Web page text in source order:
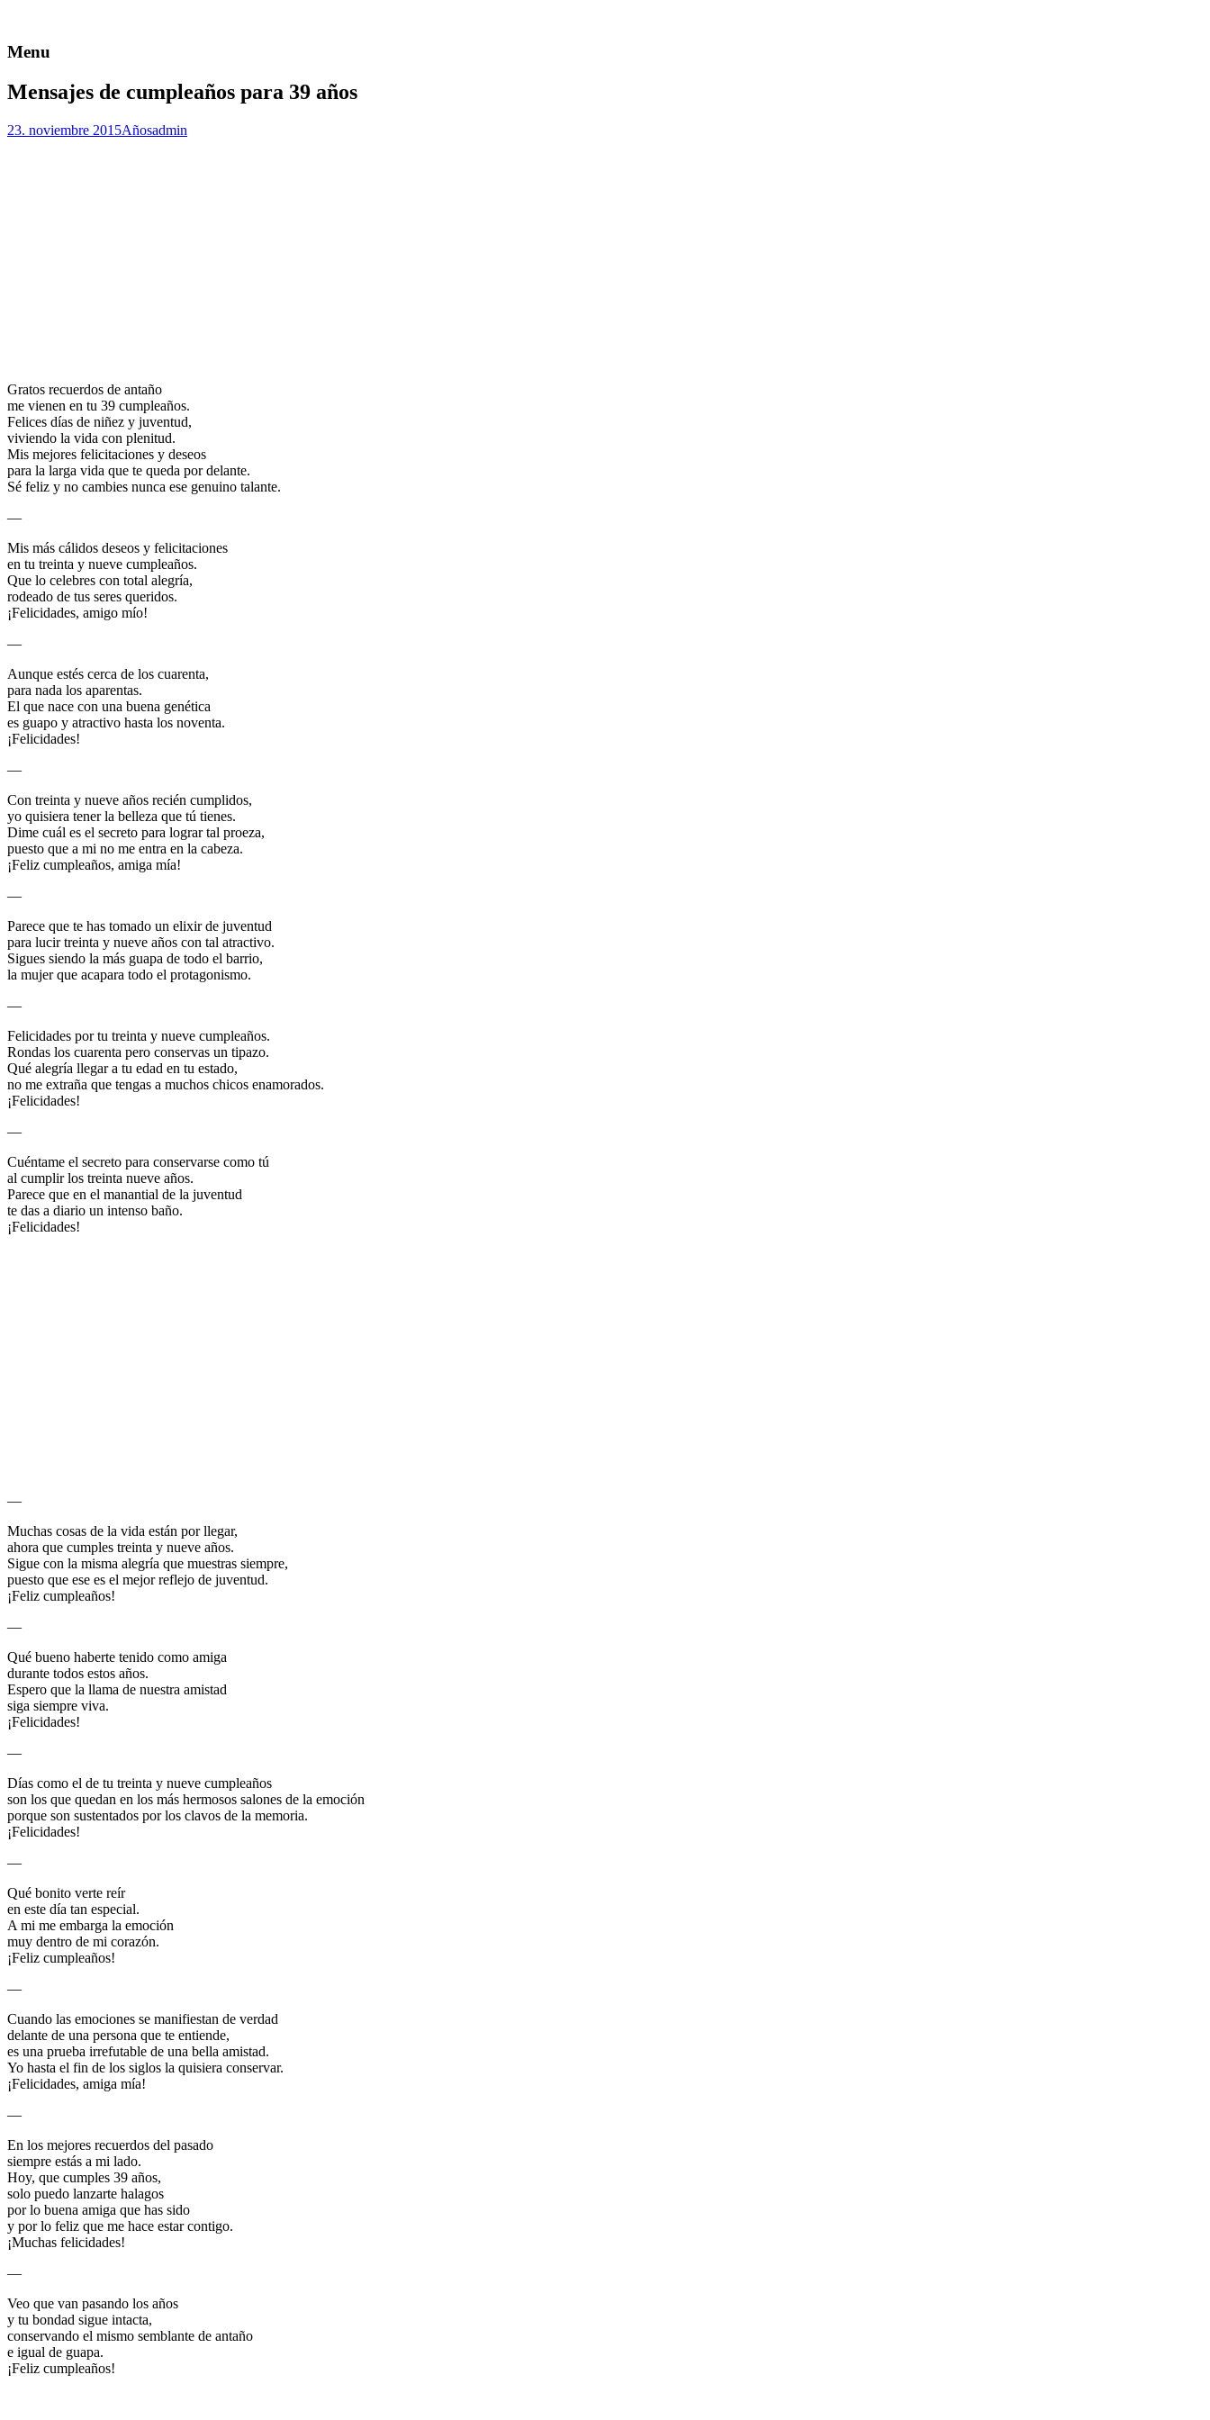
Menu
Mensajes de cumpleaños para 39 años
23. noviembre 2015Añosadmin
Gratos recuerdos de antaño
me vienen en tu 39 cumpleaños.
Felices días de niñez y juventud,
viviendo la vida con plenitud.
Mis mejores felicitaciones y deseos
para la larga vida que te queda por delante.
Sé feliz y no cambies nunca ese genuino talante.
—
Mis más cálidos deseos y felicitaciones
en tu treinta y nueve cumpleaños.
Que lo celebres con total alegría,
rodeado de tus seres queridos.
¡Felicidades, amigo mío!
—
Aunque estés cerca de los cuarenta,
para nada los aparentas.
El que nace con una buena genética
es guapo y atractivo hasta los noventa.
¡Felicidades!
—
Con treinta y nueve años recién cumplidos,
yo quisiera tener la belleza que tú tienes.
Dime cuál es el secreto para lograr tal proeza,
puesto que a mi no me entra en la cabeza.
¡Feliz cumpleaños, amiga mía!
—
Parece que te has tomado un elixir de juventud
para lucir treinta y nueve años con tal atractivo.
Sigues siendo la más guapa de todo el barrio,
la mujer que acapara todo el protagonismo.
—
Felicidades por tu treinta y nueve cumpleaños.
Rondas los cuarenta pero conservas un tipazo.
Qué alegría llegar a tu edad en tu estado,
no me extraña que tengas a muchos chicos enamorados.
¡Felicidades!
—
Cuéntame el secreto para conservarse como tú
al cumplir los treinta nueve años.
Parece que en el manantial de la juventud
te das a diario un intenso baño.
¡Felicidades!
—
Muchas cosas de la vida están por llegar,
ahora que cumples treinta y nueve años.
Sigue con la misma alegría que muestras siempre,
puesto que ese es el mejor reflejo de juventud.
¡Feliz cumpleaños!
—
Qué bueno haberte tenido como amiga
durante todos estos años.
Espero que la llama de nuestra amistad
siga siempre viva.
¡Felicidades!
—
Días como el de tu treinta y nueve cumpleaños
son los que quedan en los más hermosos salones de la emoción
porque son sustentados por los clavos de la memoria.
¡Felicidades!
—
Qué bonito verte reír
en este día tan especial.
A mi me embarga la emoción
muy dentro de mi corazón.
¡Feliz cumpleaños!
—
Cuando las emociones se manifiestan de verdad
delante de una persona que te entiende,
es una prueba irrefutable de una bella amistad.
Yo hasta el fin de los siglos la quisiera conservar.
¡Felicidades, amiga mía!
—
En los mejores recuerdos del pasado
siempre estás a mi lado.
Hoy, que cumples 39 años,
solo puedo lanzarte halagos
por lo buena amiga que has sido
y por lo feliz que me hace estar contigo.
¡Muchas felicidades!
—
Veo que van pasando los años
y tu bondad sigue intacta,
conservando el mismo semblante de antaño
e igual de guapa.
¡Feliz cumpleaños!